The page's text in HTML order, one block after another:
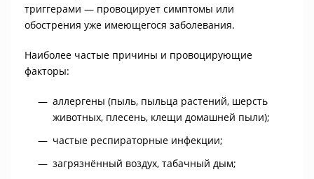
триггерами — провоцирует симптомы или
обострения уже имеющегося заболевания.
Наиболее частые причины и провоцирующие
факторы:
аллергены (пыль, пыльца растений, шерсть
животных, плесень, клещи домашней пыли);
частые респираторные инфекции;
загрязнённый воздух, табачный дым;